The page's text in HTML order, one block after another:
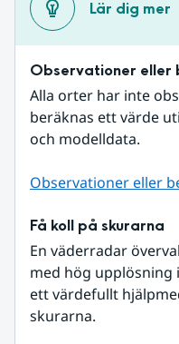
Lär dig mer
Observationer eller
Alla orter har inte
beräknas ett värde
och modelldata.
Observationer eller
Få koll på skurarna
En väderradar
med hög upplösning
ett värdefullt
skurarna.